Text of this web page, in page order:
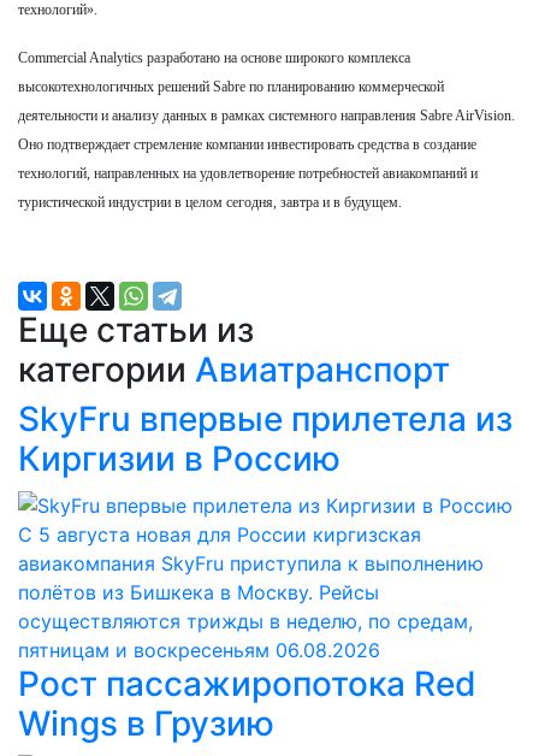
технологий».
Commercial Analytics разработано на основе широкого комплекса
высокотехнологичных решений Sabre по планированию коммерческой
деятельности и анализу данных в рамках системного направления Sabre AirVision.
Оно подтверждает стремление компании инвестировать средства в создание
технологий, направленных на удовлетворение потребностей авиакомпаний и
туристической индустрии в целом сегодня, завтра и в будущем.
Еще статьи из
категории Авиатранспорт
SkyFru впервые прилетела из
Киргизии в Россию
С 5 августа новая для России киргизская
авиакомпания SkyFru приступила к выполнению
полётов из Бишкека в Москву. Рейсы
осуществляются трижды в неделю, по средам,
пятницам и воскресеньям 06.08.2026
Рост пассажиропотока Red
Wings в Грузию